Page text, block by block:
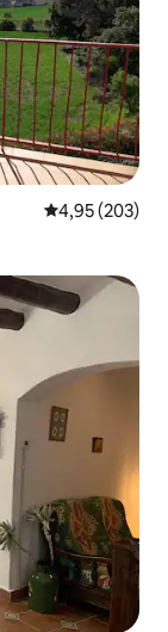
Gemiddelde
4,95 (203)